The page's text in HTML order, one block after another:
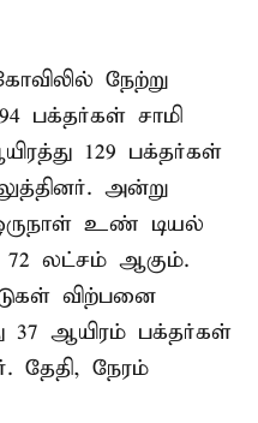
நேற்று
பக்தர்கள் சாமி
129 பக்தர்கள்
அன்று
உண் டியல்
72 லட்சம் ஆகும்.
விற்பனை
37 ஆயிரம் பக்தர்கள்
தேதி, நேரம்